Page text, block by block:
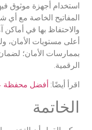
استخدام أجهزة موثوق
المفاتيح الخاصة مع أي
والاحتفاظ بها في أماكن
أعلى مستويات الأمان،
بممارسات الأمان؛
الرقمية.
اقرأ أيضًا: أفضل محفظة
الخاتمة